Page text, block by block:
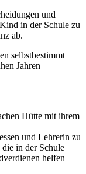
und
in der Schule zu
ab.
selbstbestimmt
Jahren
und Lehrerin zu
in der Schule
helfen